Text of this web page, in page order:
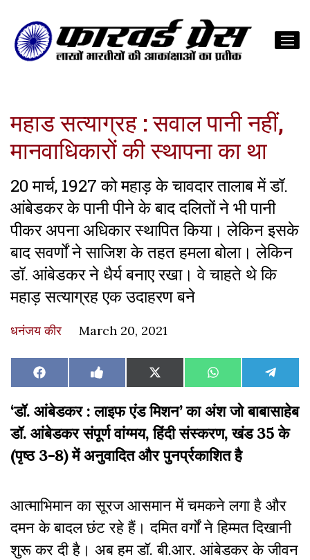
महाड सत्याग्रह : सवाल पानी नहीं,
मानवाधिकारों की स्थापना का था
20 मार्च, 1927 को महाड़ के चावदार तालाब में डॉ.
आंबेडकर के पानी पीने के बाद दलितों ने भी पानी
पीकर अपना अधिकार स्थापित किया। लेकिन इसके
बाद सवर्णों ने साजिश के तहत हमला बोला। लेकिन
डॉ. आंबेडकर ने धैर्य बनाए रखा। वे चाहते थे कि
महाड़ सत्याग्रह एक उदाहरण बने
धनंजय कीर March 20, 2021
Share
on
Facebook Share
on
Like
on
Facebook
Share
on
X
(Twitter)
Share
on
WhatsAppShare
on
‘डॉ. आंबेडकर : लाइफ एंड मिशन’ का अंश जो बाबासाहेब
डॉ. आंबेडकर संपूर्ण वांग्मय, हिंदी संस्करण, खंड 35 के
(पृष्ठ 3-8) में अनुवादित और पुनर्प्रकाशित है
आत्माभिमान का सूरज आसमान में चमकने लगा है और
दमन के बादल छंट रहे हैं। दमित वर्गों ने हिम्मत दिखानी
शुरू कर दी है। अब हम डॉ. बी.आर. आंबेडकर के जीवन